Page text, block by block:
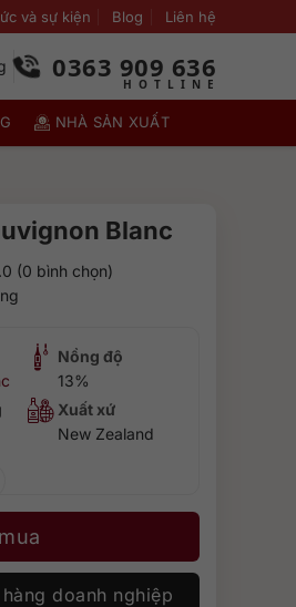
và sự kiện Blog Liên hệ
0363 909 636
NHÀ SẢN XUẤT
Blanc
(0 bình chọn)
Nồng độ
13%
Xuất xứ
New Zealand
doanh nghiệp